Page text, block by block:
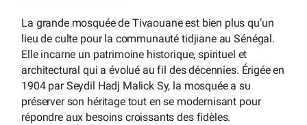
La grande mosquée de Tivaouane est bien plus qu’un
lieu de culte pour la communauté tidjiane au Sénégal.
Elle incarne un patrimoine historique, spirituel et
architectural qui a évolué au fil des décennies. Érigée en
1904 par Seydil Hadj Malick Sy, la mosquée a su
préserver son héritage tout en se modernisant pour
répondre aux besoins croissants des fidèles.